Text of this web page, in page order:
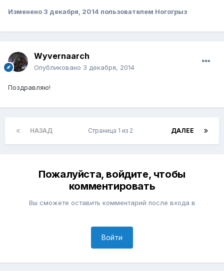
Изменено 3 декабря, 2014 пользователем Ногогрыз
Wyvernaarch
Опубликовано 3 декабря, 2014
Поздравляю!
НАЗАД ДАЛЕЕ
Страница 1 из 2
Пожалуйста, войдите, чтобы
комментировать
Вы сможете оставить комментарий после входа в
Войти